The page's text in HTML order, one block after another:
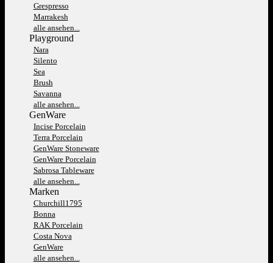
Grespresso
Marrakesh
alle ansehen...
Playground
Nara
Silento
Sea
Brush
Savanna
alle ansehen...
GenWare
Incise Porcelain
Terra Porcelain
GenWare Stoneware
GenWare Porcelain
Sabrosa Tableware
alle ansehen...
Marken
Churchill1795
Bonna
RAK Porcelain
Costa Nova
GenWare
alle ansehen...